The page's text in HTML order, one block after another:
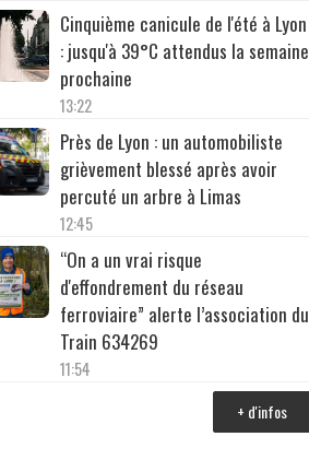
Cinquième canicule de l'été à Lyon
: jusqu'à 39°C attendus la semaine
prochaine
13:22
Près de Lyon : un automobiliste
grièvement blessé après avoir
percuté un arbre à Limas
12:45
“On a un vrai risque
d'effondrement du réseau
ferroviaire” alerte l’association du
Train 634269
11:54
+ d'infos